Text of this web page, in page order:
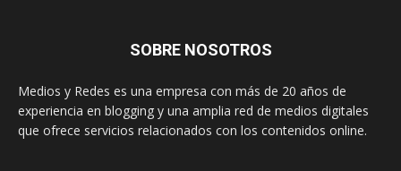
SOBRE NOSOTROS
Medios y Redes es una empresa con más de 20 años de
experiencia en blogging y una amplia red de medios digitales
que ofrece servicios relacionados con los contenidos online.